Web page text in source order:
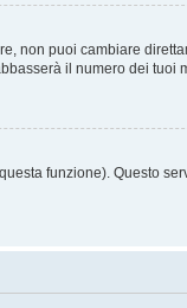
non puoi cambiare
il numero dei tuoi
funzione). Questo